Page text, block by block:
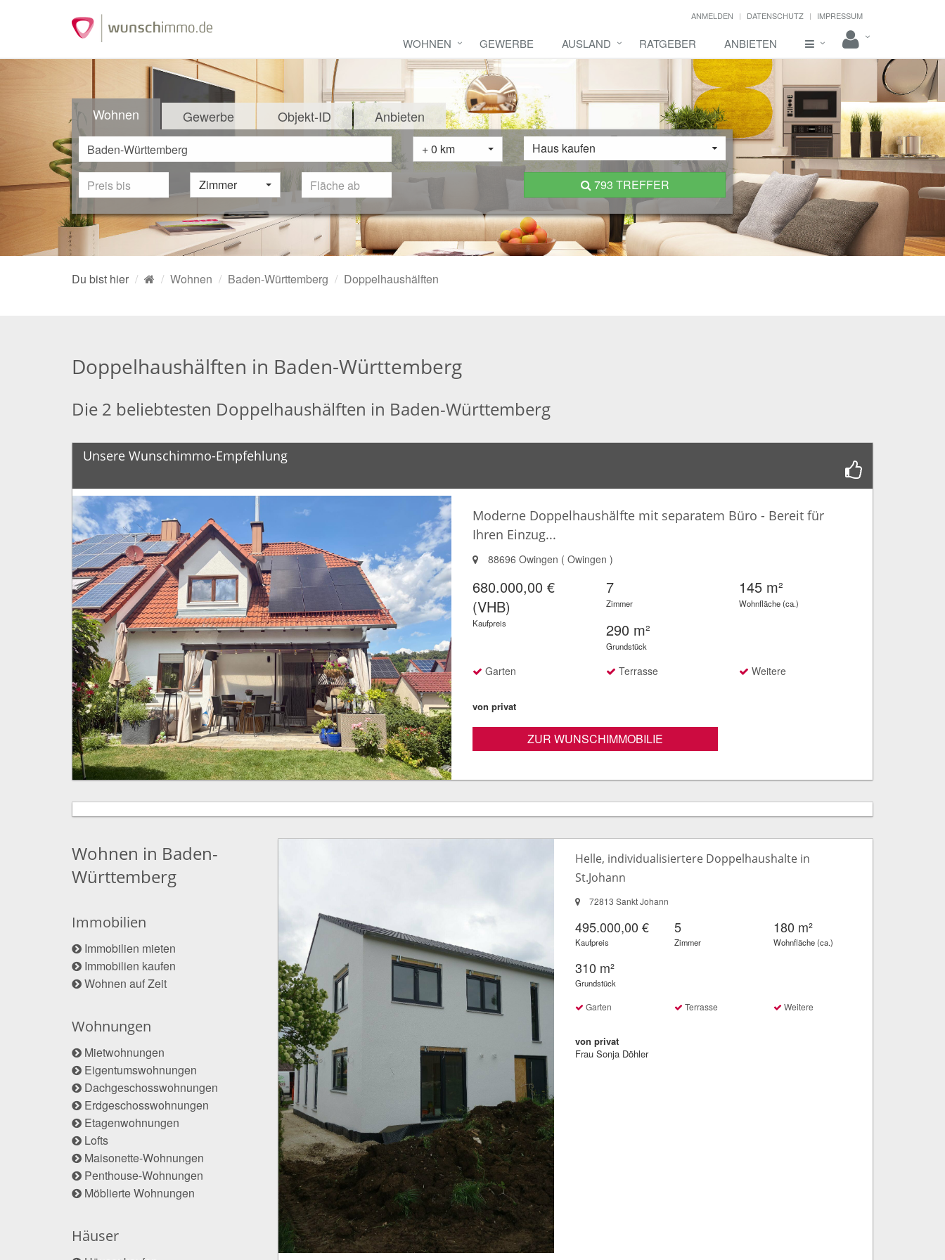
ANMELDEN DATENSCHUTZ IMPRESSUM
WOHNEN GEWERBE AUSLAND RATGEBER ANBIETEN
Wohnen Gewerbe Objekt-ID Anbieten
+ 0 km Haus kaufen
Zimmer 793 TREFFER
Du bist hier Wohnen Baden-Württemberg Doppelhaushälften
Doppelhaushälften in Baden-Württemberg
Die 2 beliebtesten Doppelhaushälften in Baden-Württemberg
Unsere Wunschimmo-Empfehlung
Moderne Doppelhaushälfte mit separatem Büro - Bereit für
Ihren Einzug...
88696 Owingen ( Owingen )
680.000,00 €
(VHB)
Kaufpreis
7
Zimmer
145 m²
Wohnfläche (ca.)
290 m²
Grundstück
Garten Terrasse Weitere
von privat
ZUR WUNSCHIMMOBILIE
Wohnen in Baden-
Württemberg
Immobilien
Immobilien mieten
Immobilien kaufen
Wohnen auf Zeit
Wohnungen
Mietwohnungen
Eigentumswohnungen
Dachgeschosswohnungen
Erdgeschosswohnungen
Etagenwohnungen
Lofts
Maisonette-Wohnungen
Penthouse-Wohnungen
Möblierte Wohnungen
Häuser
Helle, individualisiertere Doppelhaushalte in
St.Johann
72813 Sankt Johann
495.000,00 €
Kaufpreis
5
Zimmer
180 m²
Wohnfläche (ca.)
310 m²
Grundstück
Garten Terrasse Weitere
von privat
Frau Sonja Döhler